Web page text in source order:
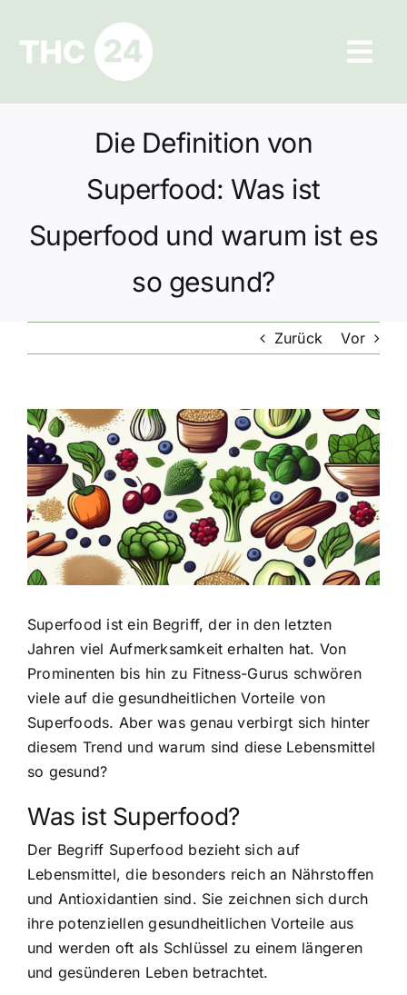
springen
Ratgeber
Datenschutz
Die Definition von
Superfood: Was ist
Superfood und warum ist es
so gesund?
Zurück Vor
Zeige
grösseres
Bild
Superfood ist ein Begriff, der in den letzten
Jahren viel Aufmerksamkeit erhalten hat. Von
Prominenten bis hin zu Fitness-Gurus schwören
viele auf die gesundheitlichen Vorteile von
Superfoods. Aber was genau verbirgt sich hinter
diesem Trend und warum sind diese Lebensmittel
so gesund?
Was ist Superfood?
Der Begriff Superfood bezieht sich auf
Lebensmittel, die besonders reich an Nährstoffen
und Antioxidantien sind. Sie zeichnen sich durch
ihre potenziellen gesundheitlichen Vorteile aus
und werden oft als Schlüssel zu einem längeren
und gesünderen Leben betrachtet.